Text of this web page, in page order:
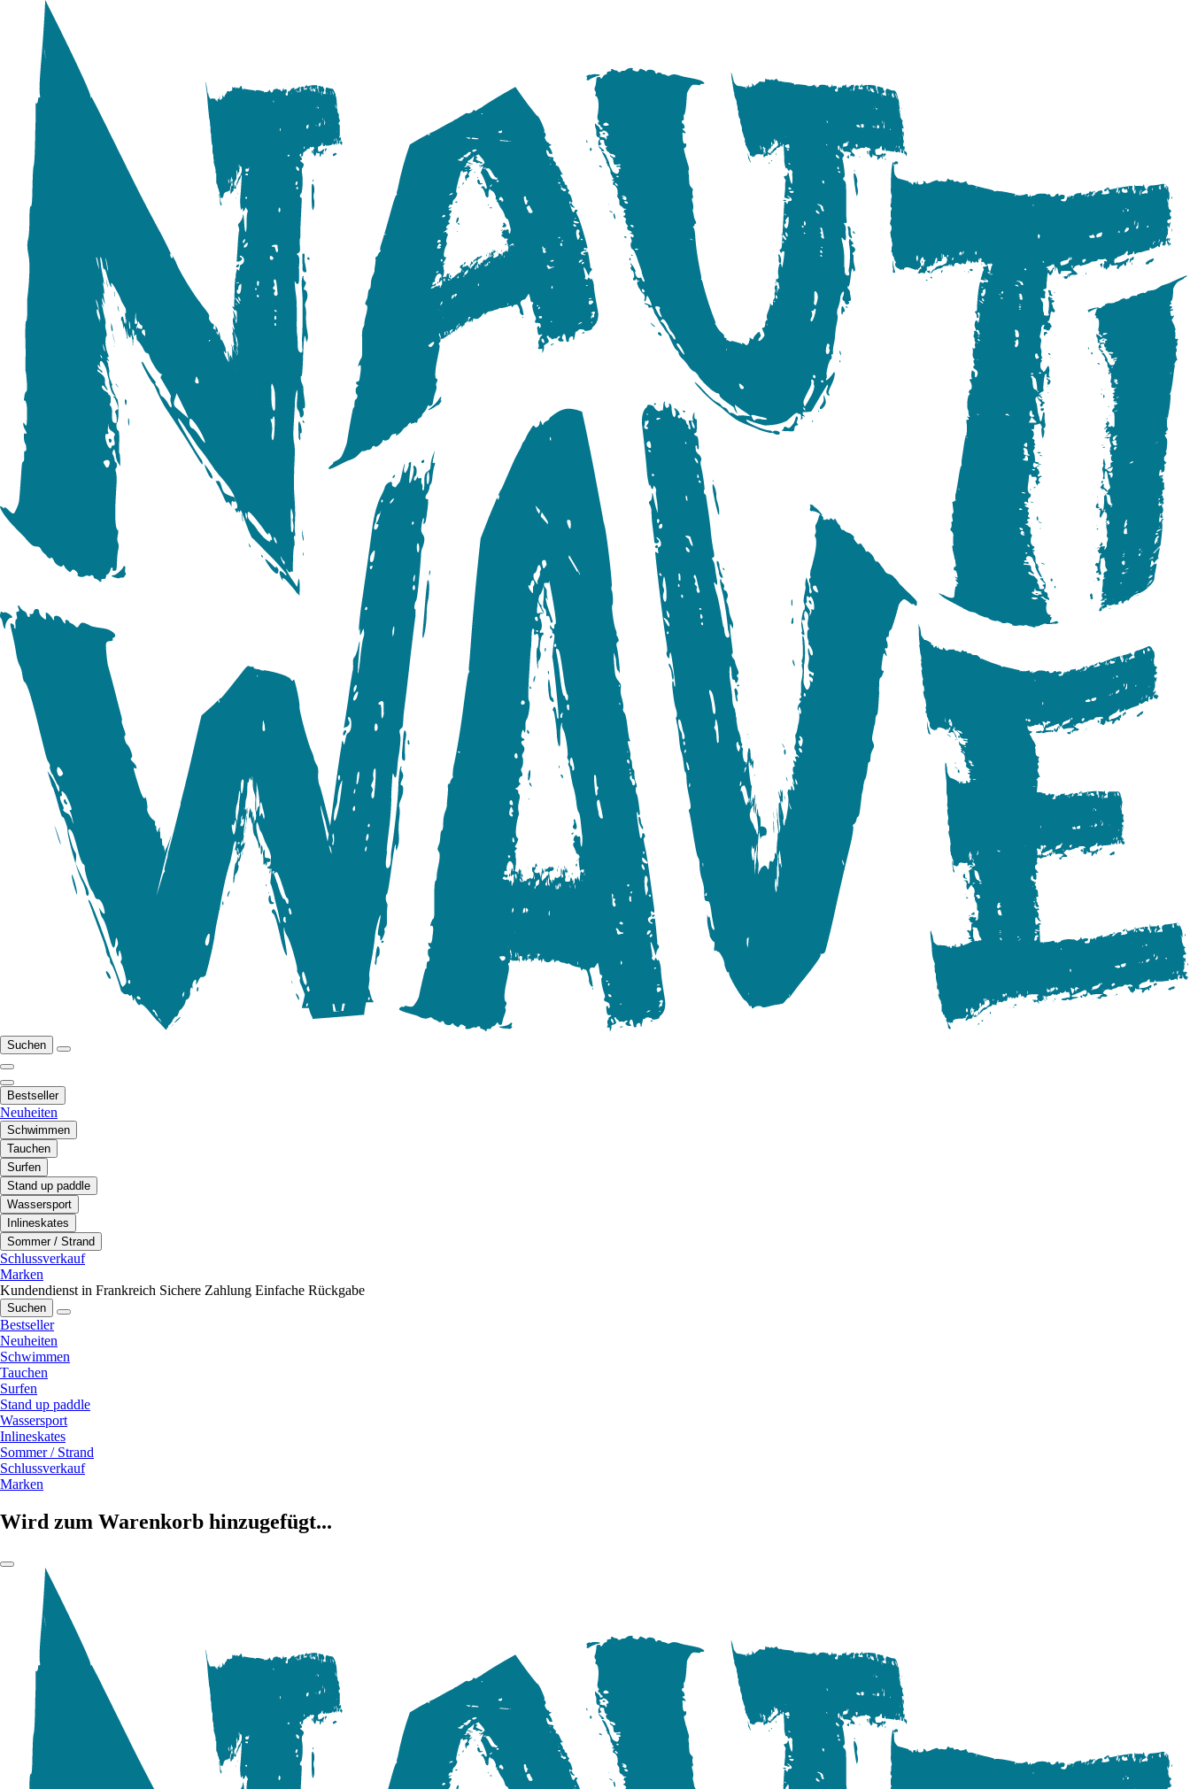
Suchen
Bestseller
Neuheiten
Schwimmen
Tauchen
Surfen
Stand up paddle
Wassersport
Inlineskates
Sommer / Strand
Schlussverkauf
Marken
Kundendienst in Frankreich Sichere Zahlung Einfache Rückgabe
Suchen
Bestseller
Neuheiten
Schwimmen
Tauchen
Surfen
Stand up paddle
Wassersport
Inlineskates
Sommer / Strand
Schlussverkauf
Marken
Wird zum Warenkorb hinzugefügt...